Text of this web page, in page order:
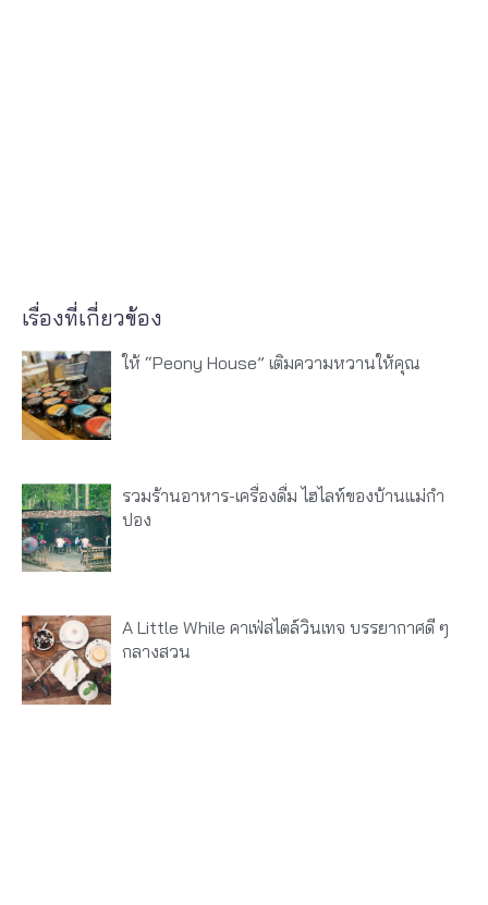
เรื่องที่เกี่ยวข้อง
ให้ “Peony House” เติมความหวานให้คุณ
รวมร้านอาหาร-เครื่องดื่ม ไฮไลท์ของบ้านแม่กำ
ปอง
A Little While คาเฟ่สไตล์วินเทจ บรรยากาศดี ๆ
กลางสวน